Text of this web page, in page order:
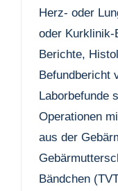
Herz- oder
oder Kurklinik-
Berichte,
Befundbericht
Laborbefunde
Operationen
aus der
Bändchen